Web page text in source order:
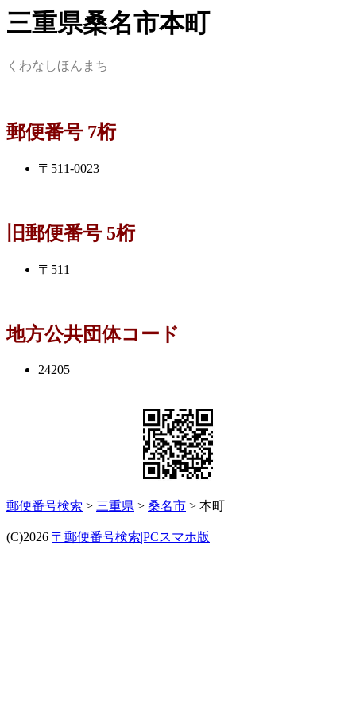
三重県桑名市本町
くわなしほんまち
郵便番号 7桁
〒511-0023
旧郵便番号 5桁
〒511
地方公共団体コード
24205
郵便番号検索 > 三重県 > 桑名市 > 本町
(C)2026 〒郵便番号検索|PCスマホ版